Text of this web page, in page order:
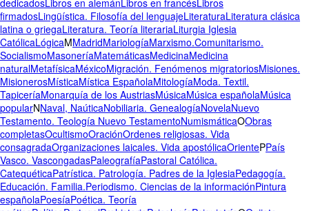
firmadosLingüística. Filosofía del lenguajeLiteraturaLiteratura clásica
latina o griegaLiteratura. Teoría literariaLiturgia Iglesia
CatólicaLógicaMMadridMariologíaMarxismo.Comunitarismo.
SocialismoMasoneríaMatemáticasMedicinaMedicina
naturalMetafísicaMéxicoMigración. Fenómenos migratoriosMisiones.
MisionerosMísticaMística EspañolaMitologíaModa. Textil.
TapiceríaMonarquía de los AustriasMúsicaMúsica españolaMúsica
popularNNaval, NaúticaNobiliaria. GenealogíaNovelaNuevo
Testamento. Teología Nuevo TestamentoNumismáticaOObras
completasOcultismoOraciónOrdenes religiosas. Vida
consagradaOrganizaciones laicales. Vida apostólicaOrientePPaís
Vasco. VascongadasPaleografíaPastoral Católica.
CatequéticaPatrística. Patrología. Padres de la IglesiaPedagogía.
Educación. Familia.Periodismo. Ciencias de la informaciónPintura
españolaPoesíaPoética. Teoría